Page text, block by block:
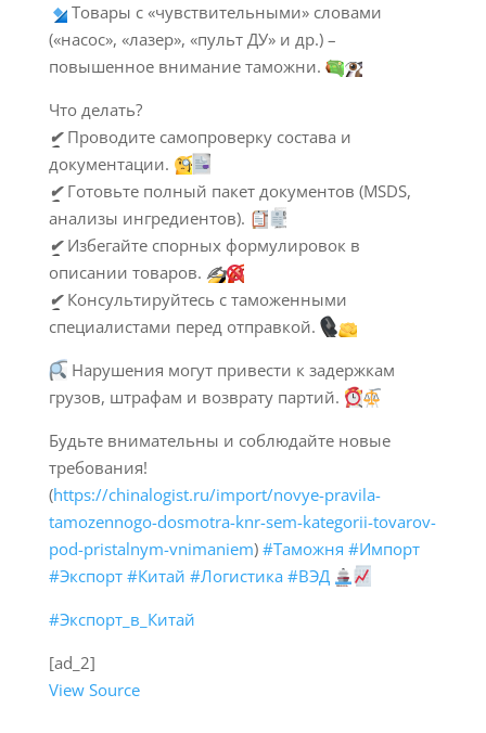
Товары с «чувствительными» словами
(«насос», «лазер», «пульт ДУ» и др.) –
повышенное внимание таможни.
Что делать?
✔Проводите самопроверку состава и
документации.
✔Готовьте полный пакет документов (MSDS,
анализы ингредиентов).
✔Избегайте спорных формулировок в
описании товаров. ✍️
✔Консультируйтесь с таможенными
специалистами перед отправкой.
Нарушения могут привести к задержкам
грузов, штрафам и возврату партий.
Будьте внимательны и соблюдайте новые
требования!
(https://chinalogist.ru/import/novye-pravila-
tamozennogo-dosmotra-knr-sem-kategorii-tovarov-
pod-pristalnym-vnimaniem) #Таможня #Импорт
#Экспорт #Китай #Логистика #ВЭД
#Экспорт_в_Китай
[ad_2]
View Source